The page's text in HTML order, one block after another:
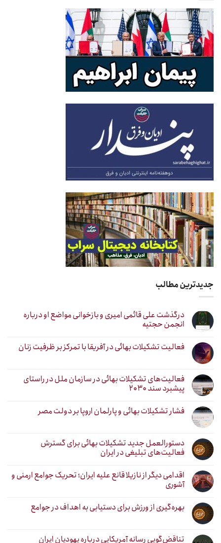
جدیدترین مطالب
درگذشت علی قائمی امیری و بازخوانی مواضع او درباره
انجمن حجتیه
فعالیت تشکیلات بهائی در آفریقا با تمرکز بر ظرفیت زنان
فعالیت‌های تشکیلات بهائی در سازمان ملل در راستای
پیشبرد سند ۲۰۳۰
فشار تشکیلات بهائی و پارلمان اروپا بر دولت مصر
دستورالعمل جدید تشکیلات بهائی برای گسترش
فعالیت‌های تبلیغی در ایران
اقدامی دیگر از نازیلا قانع علیه ایران؛ تحریک جوامع ارمنی و
آشوری
بهره‌گیری از ورزش برای دستیابی به اهداف در جوامع
تناقض‌گویی رسانه آمریکایی درباره یهودیان ایران